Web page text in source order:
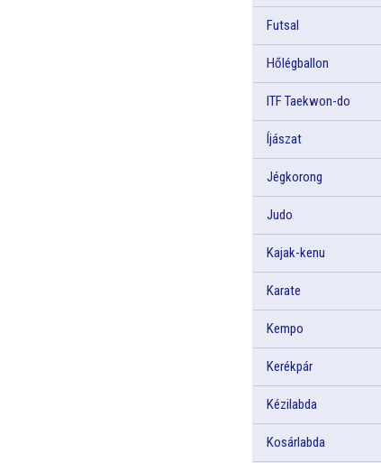
Futsal
Hőlégballon
ITF Taekwon-do
Íjászat
Jégkorong
Judo
Kajak-kenu
Karate
Kempo
Kerékpár
Kézilabda
Kosárlabda